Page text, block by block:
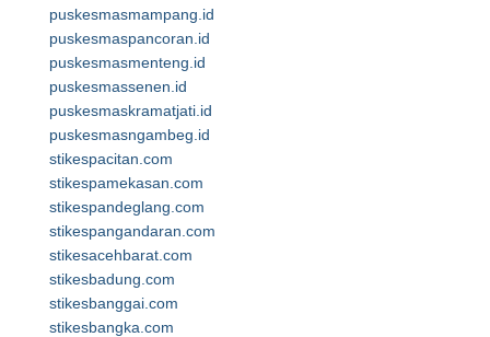
puskesmasmampang.id
puskesmaspancoran.id
puskesmasmenteng.id
puskesmassenen.id
puskesmaskramatjati.id
puskesmasngambeg.id
stikespacitan.com
stikespamekasan.com
stikespandeglang.com
stikespangandaran.com
stikesacehbarat.com
stikesbadung.com
stikesbanggai.com
stikesbangka.com